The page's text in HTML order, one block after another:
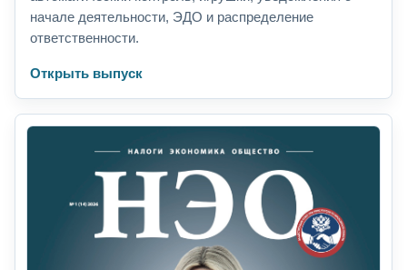
начале деятельности, ЭДО и распределение
ответственности.
Открыть выпуск